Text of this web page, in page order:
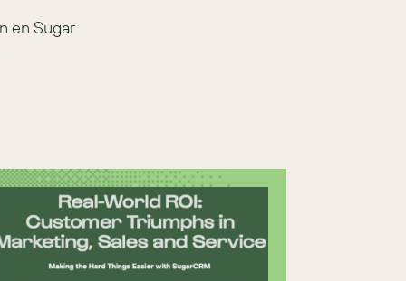
en Sugar